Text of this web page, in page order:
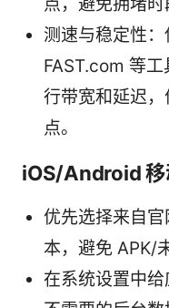
点，避免拥堵时
测速与稳定性
FAST.com 等
行带宽和延迟
点。
iOS/Android 移
优先选择来自
本，避免 APK/
在系统设置中